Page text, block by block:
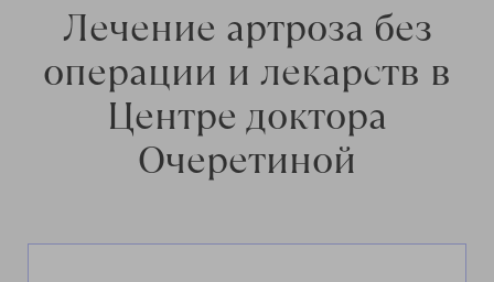
Лечение артроза без
операции и лекарств в
Центре доктора
Очеретиной